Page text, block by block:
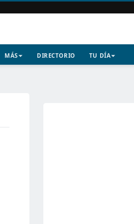
MÁS DIRECTORIO TU DÍA